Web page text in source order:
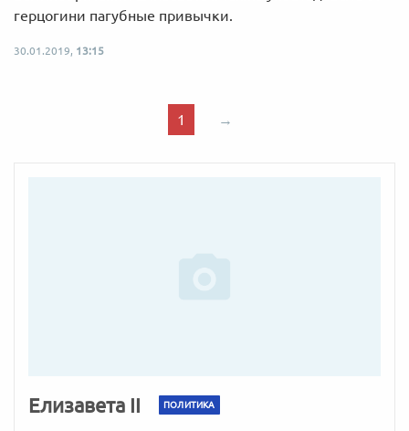
герцогини пагубные привычки.
30.01.2019, 13:15
1 →
Елизавета II ПОЛИТИКА